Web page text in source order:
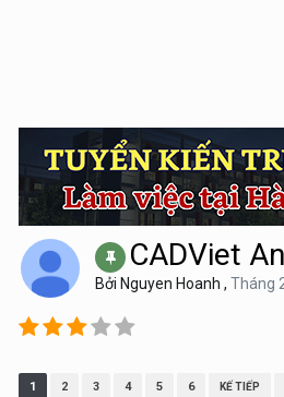
CADViet
Bởi Nguyen Hoanh , Tháng
1 2 3 4 5 6 KẾ TIẾP